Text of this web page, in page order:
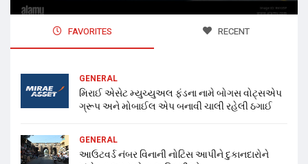
FAVORITES RECENT
GENERAL
મિરાઈ એસેટ મ્યુચ્યુઅલ ફંડના નામે બોગસ વોટ્સએપ
ગ્રૂપ અને મોબાઈલ એપ બનાવી ચાલી રહેલી ઠગાઈ
GENERAL
આઉટવર્ડ નંબર વિનાની નોટિસ આપીને દુકાનદારોને